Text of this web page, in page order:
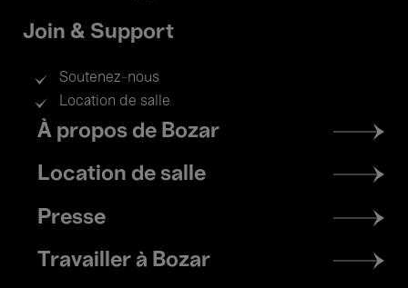
Join & Support
Soutenez-nous
Location de salle
Footer
menu
À propos de Bozar
Location de salle
Presse
Travailler à Bozar